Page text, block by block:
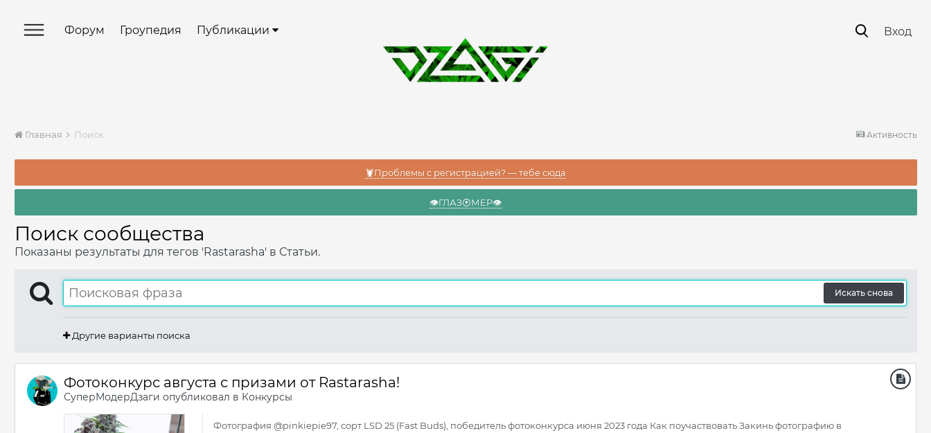
Форум Гроупедия Публикации Вход
Активность
Главная Поиск
🦞Проблемы с регистрацией? — тебе сюда
👁️ГЛАЗ⦿МЕР👁️
Поиск сообщества
Показаны результаты для тегов 'Rastarasha' в Статьи.
Искать снова
Другие варианты поиска
Фотоконкурс августа с призами от Rastarasha!
СуперМодерДзаги опубликовал в Конкурсы
Фотография @pinkiepie97, сорт LSD 25 (Fast Buds), победитель фотоконкурса июня 2023 года Как поучаствовать Закинь фотографию в